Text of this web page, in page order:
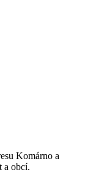
Komárno a
a obcí.